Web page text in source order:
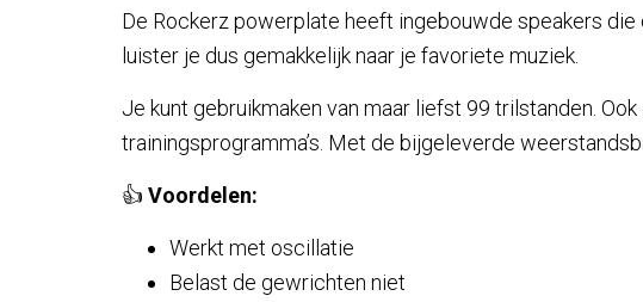
De Rockerz powerplate heeft ingebouwde speakers
luister je dus gemakkelijk naar je favoriete muziek.
Je kunt gebruikmaken van maar liefst 99 trilstanden.
trainingsprogramma’s. Met de bijgeleverde
👍 Voordelen:
Werkt met oscillatie
Belast de gewrichten niet